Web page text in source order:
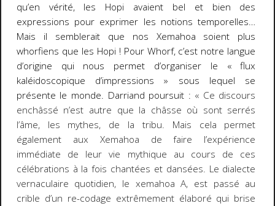
qu’en vérité, les Hopi avaient bel et bien des
expressions pour exprimer les notions temporelles…
Mais il semblerait que nos Xemahoa soient plus
whorfiens que les Hopi ! Pour Whorf, c’est notre langue
d’origine qui nous permet d’organiser le « flux
kaléidoscopique d’impressions » sous lequel se
présente le monde. Darriand poursuit : « Ce discours
enchâssé n’est autre que la châsse où sont serrés
l’âme, les mythes, de la tribu. Mais cela permet
également aux Xemahoa de faire l’expérience
immédiate de leur vie mythique au cours de ces
célébrations à la fois chantées et dansées. Le dialecte
vernaculaire quotidien, le xemahoa A, est passé au
crible d’un re-codage extrêmement élaboré qui brise